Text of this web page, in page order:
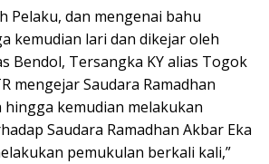
Pelaku, dan mengenai bahu
kemudian lari dan dikejar oleh
Bendol, Tersangka KY alias Togok
mengejar Saudara Ramadhan
kemudian melakukan
Saudara Ramadhan Akbar Eka
pemukulan berkali kali,”